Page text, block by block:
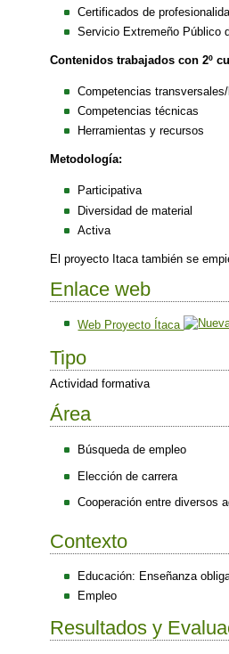
Certificados de
Servicio Extremeño Público
Contenidos trabajados con 2º
Competencias
Competencias técnicas
Herramientas y recursos
Metodología:
Participativa
Diversidad de material
Activa
El proyecto Itaca también se
Enlace web
Web Proyecto Ítaca
Tipo
Actividad formativa
Área
Búsqueda de empleo
Elección de carrera
Cooperación entre diversos
Contexto
Educación: Enseñanza
Empleo
Resultados y